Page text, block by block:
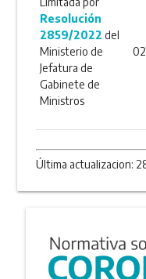
Resolución
2859/2022 del
Ministerio de
Jefatura de
Gabinete de
Ministros
Última actualizacion: